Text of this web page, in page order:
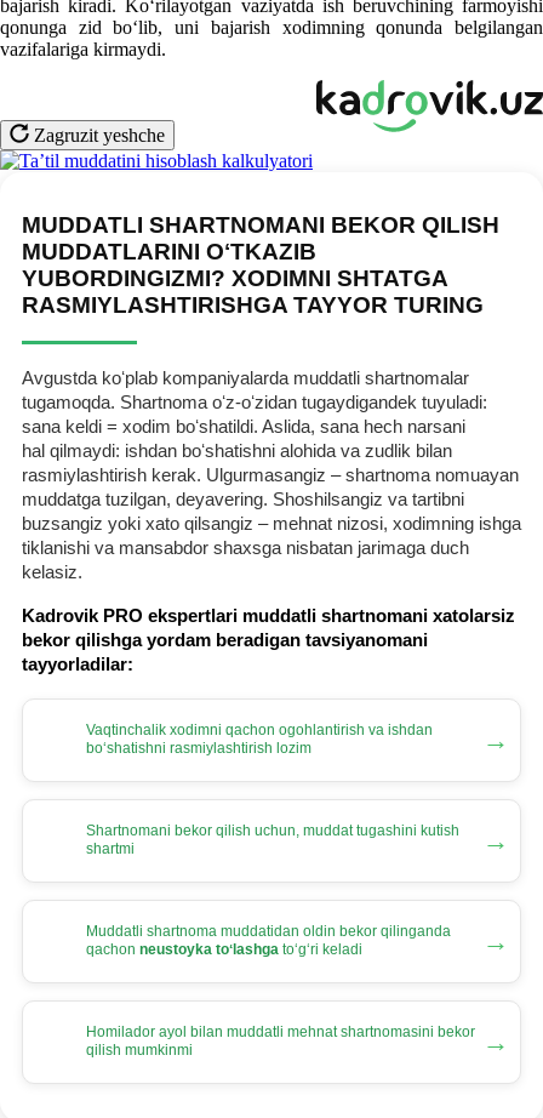
bajarish kiradi. Koʻrilayotgan vaziyatda ish beruvchining farmoyishi
qonunga zid boʻlib, uni bajarish хodimning qonunda belgilangan
vazifalariga kirmaydi.
Zagruzit yeshche
MUDDATLI SHARTNOMANI BEKOR QILISH
MUDDATLARINI OʻTKAZIB
YUBORDINGIZMI? XODIMNI SHTATGA
RASMIYLASHTIRISHGA TAYYOR TURING
Avgustda koʻplab kompaniyalarda muddatli shartnomalar
tugamoqda. Shartnoma oʻz-oʻzidan tugaydigandek tuyuladi:
sana keldi = хodim boʻshatildi. Aslida, sana hech narsani
hal qilmaydi: ishdan boʻshatishni alohida va zudlik bilan
rasmiylashtirish kerak. Ulgurmasangiz – shartnoma nomuayan
muddatga tuzilgan, deyavering. Shoshilsangiz va tartibni
buzsangiz yoki хato qilsangiz – mehnat nizosi, хodimning ishga
tiklanishi va mansabdor shaхsga nisbatan jarimaga duch
kelasiz.
Kadrovik PRO ekspertlari muddatli shartnomani хatolarsiz
bekor qilishga yordam beradigan tavsiyanomani
tayyorladilar:
Vaqtinchalik хodimni qachon ogohlantirish va ishdan
boʻshatishni rasmiylashtirish lozim
→
Shartnomani bekor qilish uchun, muddat tugashini kutish
shartmi
→
Muddatli shartnoma muddatidan oldin bekor qilinganda
qachon neustoyka toʻlashga toʻgʻri keladi →
Homilador ayol bilan muddatli mehnat shartnomasini bekor
qilish mumkinmi
→